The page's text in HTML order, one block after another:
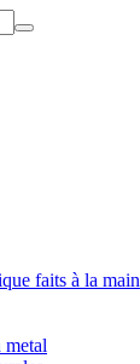
faits à la main
metal